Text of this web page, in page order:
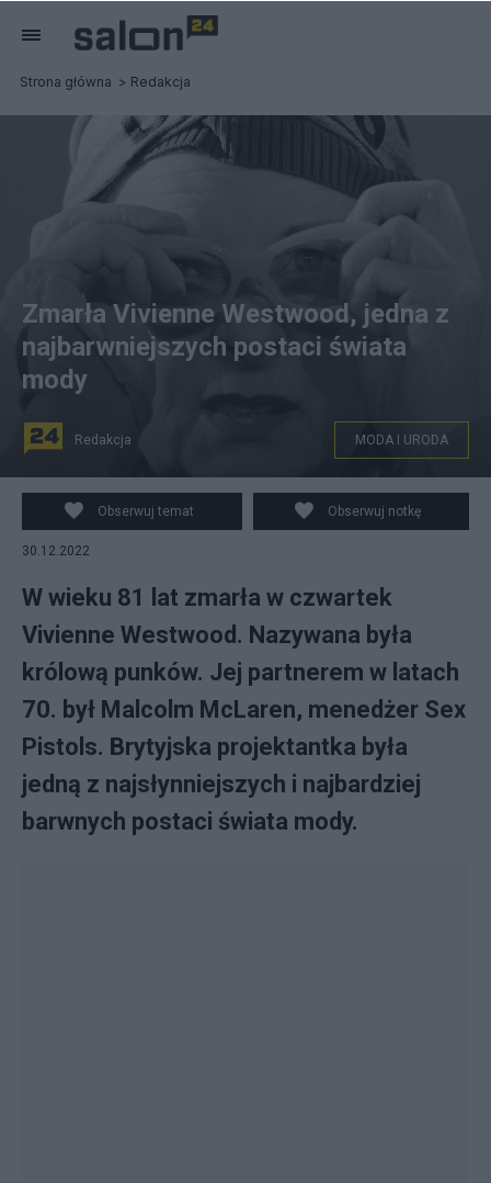
Strona główna Redakcja
Vivienne Westwood w 2014 roku, fot. PAP/EPA/ANDY
Zmarła Vivienne Westwood, jedna z
najbarwniejszych postaci świata
mody
Redakcja MODA I URODA
Obserwuj temat Obserwuj notkę
30.12.2022
W wieku 81 lat zmarła w czwartek
Vivienne Westwood. Nazywana była
królową punków. Jej partnerem w latach
70. był Malcolm McLaren, menedżer Sex
Pistols. Brytyjska projektantka była
jedną z najsłynniejszych i najbardziej
barwnych postaci świata mody.